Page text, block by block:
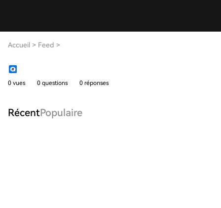
Accueil > Feed >
0 vues 0 questions 0 réponses
RécentPopulaire